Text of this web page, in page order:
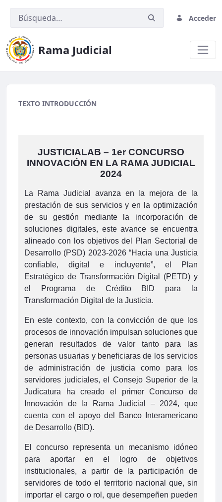
Acceder
Rama Judicial
01 Banner proyecto acuerdo.jpeg
TEXTO INTRODUCCIÓN
JUSTICIALAB – 1er CONCURSO
INNOVACIÓN EN LA RAMA JUDICIAL
2024
La Rama Judicial avanza en la mejora de la
prestación de sus servicios y en la optimización
de su gestión mediante la incorporación de
soluciones digitales, este avance se encuentra
alineado con los objetivos del Plan Sectorial de
Desarrollo (PSD) 2023-2026 “Hacia una Justicia
confiable, digital e incluyente”, el Plan
Estratégico de Transformación Digital (PETD) y
el Programa de Crédito BID para la
Transformación Digital de la Justicia.
En este contexto, con la convicción de que los
procesos de innovación impulsan soluciones que
generan resultados de valor tanto para las
personas usuarias y beneficiaras de los servicios
de administración de justicia como para los
servidores judiciales, el Consejo Superior de la
Judicatura ha creado el primer Concurso de
Innovación de la Rama Judicial – 2024, que
cuenta con el apoyo del Banco Interamericano
de Desarrollo (BID).
El concurso representa un mecanismo idóneo
para aportar en el logro de objetivos
institucionales, a partir de la participación de
servidores de todo el territorio nacional que, sin
importar el cargo o rol, que desempeñen pueden